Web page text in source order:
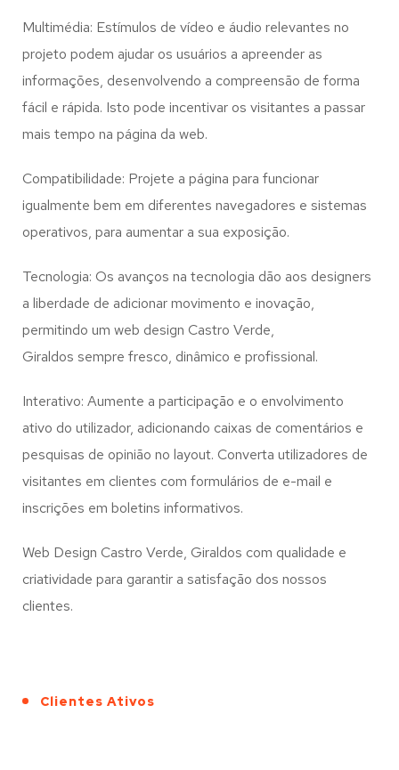
Multimédia: Estímulos de vídeo e áudio relevantes no
projeto podem ajudar os usuários a apreender as
informações, desenvolvendo a compreensão de forma
fácil e rápida. Isto pode incentivar os visitantes a passar
mais tempo na página da web.
Compatibilidade: Projete a página para funcionar
igualmente bem em diferentes navegadores e sistemas
operativos, para aumentar a sua exposição.
Tecnologia: Os avanços na tecnologia dão aos designers
a liberdade de adicionar movimento e inovação,
permitindo um web design Castro Verde,
Giraldos sempre fresco, dinâmico e profissional.
Interativo: Aumente a participação e o envolvimento
ativo do utilizador, adicionando caixas de comentários e
pesquisas de opinião no layout. Converta utilizadores de
visitantes em clientes com formulários de e-mail e
inscrições em boletins informativos.
Web Design Castro Verde, Giraldos com qualidade e
criatividade para garantir a satisfação dos nossos
clientes.
Clientes Ativos